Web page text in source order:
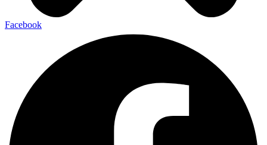
Facebook